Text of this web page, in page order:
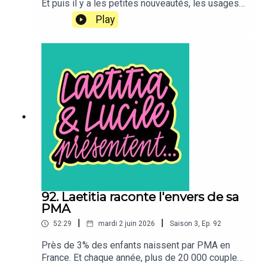
Et puis il y a les petites nouveautés, les usages
détournés, les inventions très, très ciblées. Dans
cet épisode, Laetitia et Lucile ouvrent leurs tiroirs
débordants pour présenter certains de leurs
évidemment.“Laetitia et Lucile présentent…” est
un podcast bi-mensuel produit par TDA Prod. Il
est présenté par Lucile Bellan et Laetitia
Reboulleau, et réalisé par Benjamin Saeptem
Hours.
Play
92. Laetitia raconte l'envers de sa
PMA
52:29 mardi 2 juin 2026 Saison 3, Ep. 92
Près de 3% des enfants naissent par PMA en
France. Et chaque année, plus de 20 000 couples